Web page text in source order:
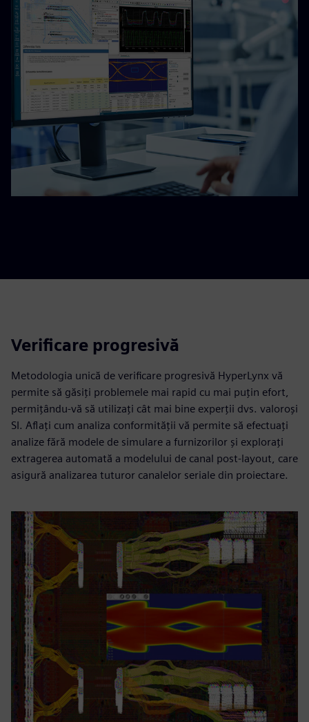
Verificare progresivă
Metodologia unică de verificare progresivă HyperLynx vă
permite să găsiți problemele mai rapid cu mai puțin efort,
permițându-vă să utilizați cât mai bine experții dvs. valoroși
SI. Aflați cum analiza conformității vă permite să efectuați
analize fără modele de simulare a furnizorilor și explorați
extragerea automată a modelului de canal post-layout, care
asigură analizarea tuturor canalelor seriale din proiectare.